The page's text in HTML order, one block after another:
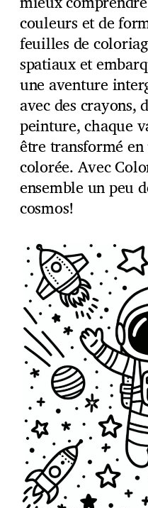
couleurs et de
feuilles de
spatiaux et
une aventure
avec des crayons,
peinture, chaque
être transformé
colorée. Avec
ensemble un peu
cosmos!